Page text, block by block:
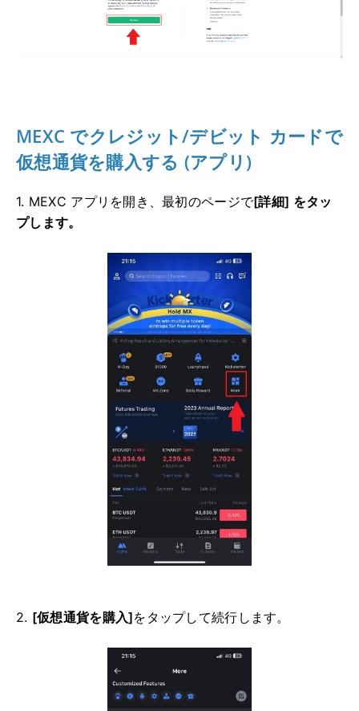
MEXC でクレジット/デビット カードで
仮想通貨を購入する (アプリ)
1. MEXC アプリを開き、最初のページで[詳細] をタッ
プします。
2. [仮想通貨を購入]をタップして続行します。